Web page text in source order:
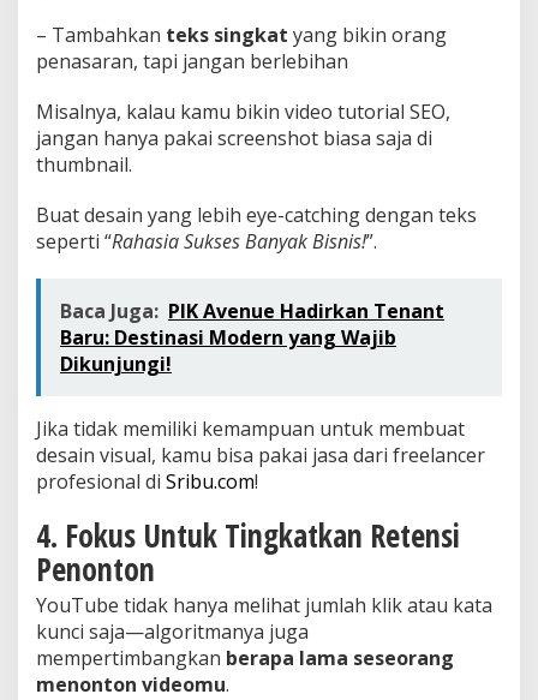
– Tambahkan teks singkat yang bikin orang
penasaran, tapi jangan berlebihan
Misalnya, kalau kamu bikin video tutorial SEO,
jangan hanya pakai screenshot biasa saja di
thumbnail.
Buat desain yang lebih eye-catching dengan teks
seperti “Rahasia Sukses Banyak Bisnis!”.
Baca Juga: PIK Avenue Hadirkan Tenant
Baru: Destinasi Modern yang Wajib
Dikunjungi!
Jika tidak memiliki kemampuan untuk membuat
desain visual, kamu bisa pakai jasa dari freelancer
profesional di Sribu.com!
4. Fokus Untuk Tingkatkan Retensi
Penonton
YouTube tidak hanya melihat jumlah klik atau kata
kunci saja—algoritmanya juga
mempertimbangkan berapa lama seseorang
menonton videomu.